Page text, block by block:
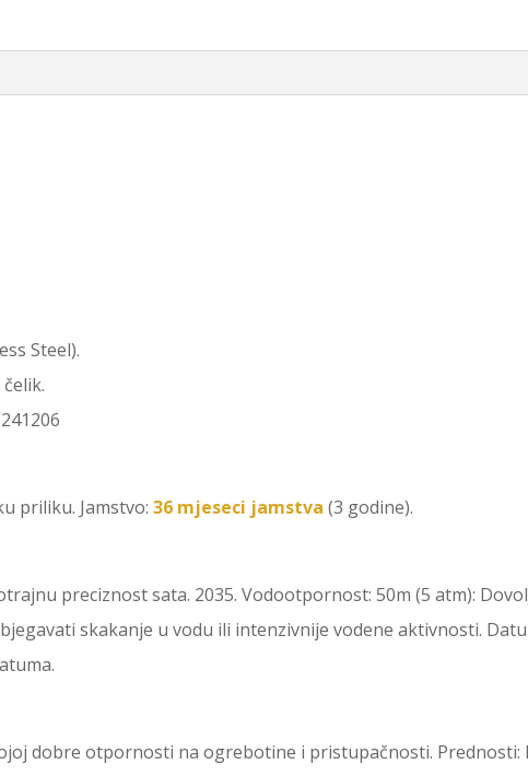
Steel).
priliku. Jamstvo:36 mjeseci jamstva (3 godine).
preciznost sata. 2035. Vodootpornost: 50m (5 atm):
skakanje u vodu ili intenzivnije vodene aktivnosti.
dobre otpornosti na ogrebotine i pristupačnosti.